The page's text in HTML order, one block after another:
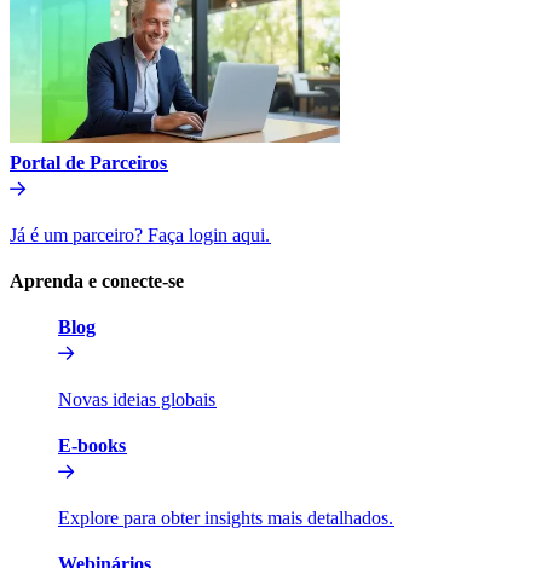
Portal de Parceiros​​
Já é um parceiro? Faça login aqui.​​
Aprenda e conecte-se​​
Blog​​
Novas ideias globais​​
E-books​​
Explore para obter insights mais detalhados.​​